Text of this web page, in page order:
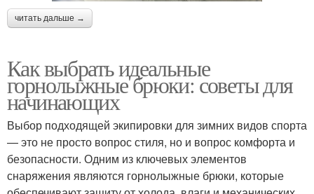
читать дальше →
Как выбрать идеальные
горнолыжные брюки: советы для
начинающих
Выбор подходящей экипировки для зимних видов спорта
— это не просто вопрос стиля, но и вопрос комфорта и
безопасности. Одним из ключевых элементов
снаряжения являются горнолыжные брюки, которые